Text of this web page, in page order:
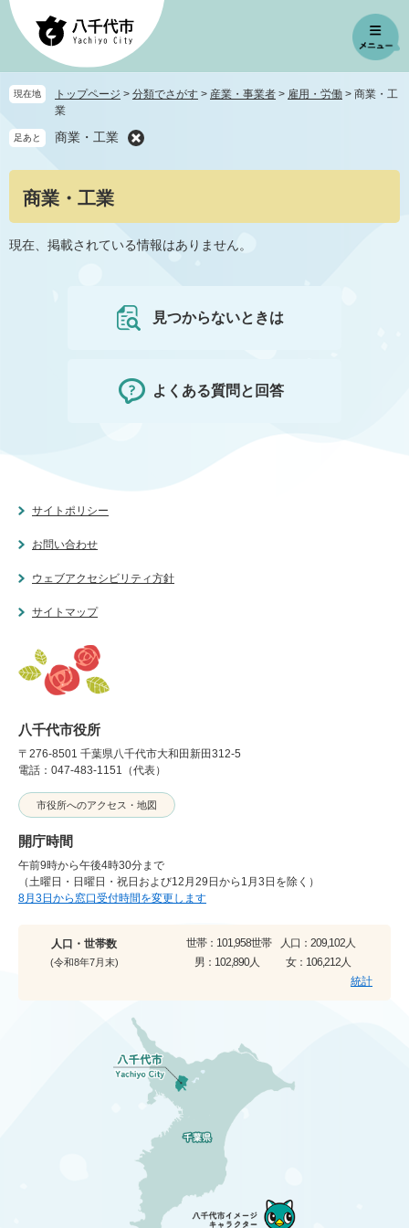
ペ
先
頭
す
メ
を
飛
し
へ
現在地 トップページ > 分類でさがす > 産業・事業者 > 雇用・労働 > 商業・工
業
足あと 商業・工業
商業・工業
現在、掲載されている情報はありません。
見つからないときは
よくある質問と回答
サイトポリシー
お問い合わせ
ウェブアクセシビリティ方針
サイトマップ
八千代市役所
〒276-8501 千葉県八千代市大和田新田312-5
電話：047-483-1151（代表）
市役所へのアクセス・地図
開庁時間
午前9時から午後4時30分まで
（土曜日・日曜日・祝日および12月29日から1月3日を除く）
8月3日から窓口受付時間を変更します
人口・世帯数
(令和8年7月末)
世帯： 101,958世帯 人口： 209,102人
男： 102,890人 女： 106,212人
統計